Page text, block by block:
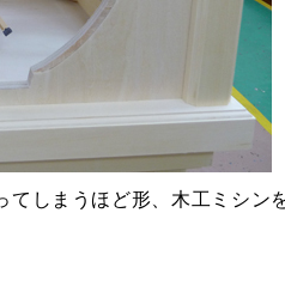
てしまうほど形、木工ミシン